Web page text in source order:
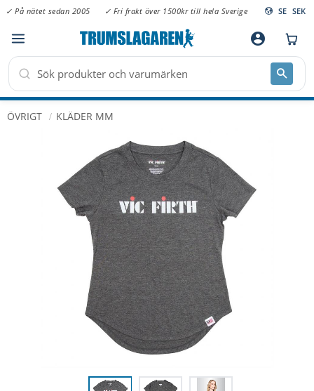
Meny
✓ På nätet sedan 2005 ✓ Fri frakt över 1500kr till hela Sverige SE SEK
account_circle
ÖVRIGT KLÄDER MM